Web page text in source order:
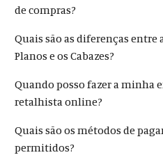
de compras?
Quais são as diferenças entre
Planos e os Cabazes?
Quando posso fazer a minha
retalhista online?
Quais são os métodos de
permitidos?